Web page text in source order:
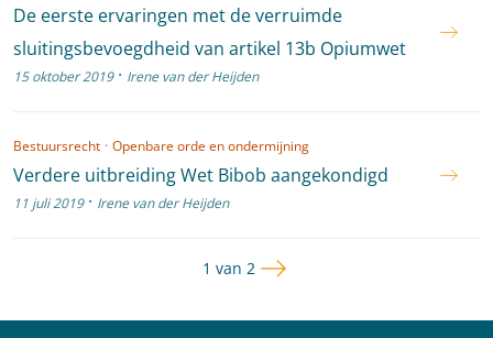
De eerste ervaringen met de verruimde
sluitingsbevoegdheid van artikel 13b Opiumwet
15 oktober 2019 · Irene van der Heijden
Bestuursrecht · Openbare orde en ondermijning
Verdere uitbreiding Wet Bibob aangekondigd
11 juli 2019 · Irene van der Heijden
Pagina
1 van 2 Volgende pagina